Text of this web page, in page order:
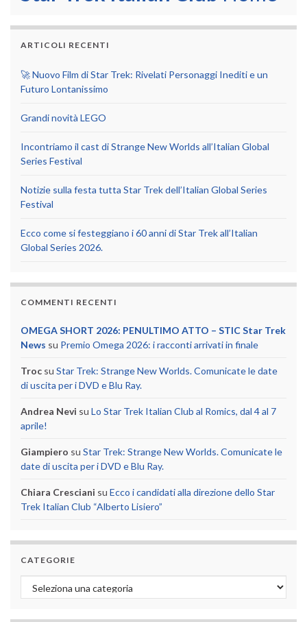
ARTICOLI RECENTI
🚀 Nuovo Film di Star Trek: Rivelati Personaggi Inediti e un
Futuro Lontanissimo
Grandi novità LEGO
Incontriamo il cast di Strange New Worlds all’Italian Global
Series Festival
Notizie sulla festa tutta Star Trek dell’Italian Global Series
Festival
Ecco come si festeggiano i 60 anni di Star Trek all’Italian
Global Series 2026.
COMMENTI RECENTI
OMEGA SHORT 2026: PENULTIMO ATTO – STIC Star Trek
News su Premio Omega 2026: i racconti arrivati in finale
Troc su Star Trek: Strange New Worlds. Comunicate le date
di uscita per i DVD e Blu Ray.
Andrea Nevi su Lo Star Trek Italian Club al Romics, dal 4 al 7
aprile!
Giampiero su Star Trek: Strange New Worlds. Comunicate le
date di uscita per i DVD e Blu Ray.
Chiara Cresciani su Ecco i candidati alla direzione dello Star
Trek Italian Club “Alberto Lisiero”
CATEGORIE
Categorie